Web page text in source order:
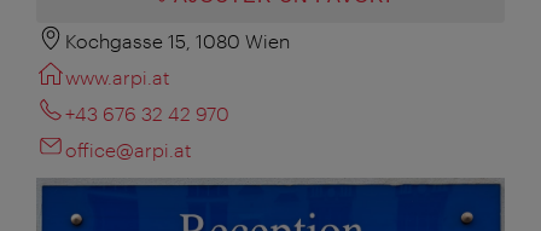
Kochgasse 15, 1080 Wien
www.arpi.at
+43 676 32 42 970
office@arpi.at